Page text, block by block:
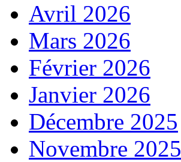
Avril 2026
Mars 2026
Février 2026
Janvier 2026
Décembre 2025
Novembre 2025